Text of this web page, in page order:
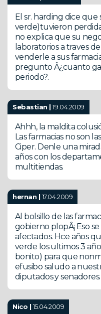
El sr. harding dice que
verde)tuvieron
no explica que su
laboratorios a traves
venderle a sus
pregunto Â¿cuanto
periodo?.
Sebastian |19.04.2009
Ahhh, la maldita
Las farmacias no son
Ciper. Denle una
años con los
multitiendas.
hernan |17.04.2009
Al bolsillo de las
gobierno plopÂ¡ Eso
afectados. Hce años
verde los ultimos 3
bonito) para que
efusibo saludo a
diputados y senadores.
Nico |15.04.2009